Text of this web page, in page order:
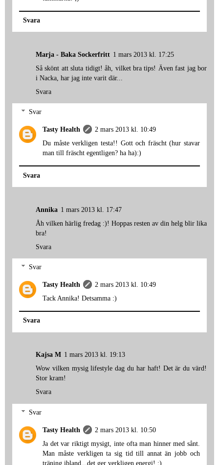
Svara
Marja - Baka Sockerfritt 1 mars 2013 kl. 17:25
Så skönt att sluta tidigt! åh, vilket bra tips! Även fast jag bor
i Nacka, har jag inte varit där...
Svara
Svar
Tasty Health
2 mars 2013 kl. 10:49
Du måste verkligen testa!! Gott och fräscht (hur stavar
man till fräscht egentligen? ha ha):)
Svara
Annika 1 mars 2013 kl. 17:47
Åh vilken härlig fredag :)! Hoppas resten av din helg blir lika
bra!
Svara
Svar
Tasty Health
2 mars 2013 kl. 10:49
Tack Annika! Detsamma :)
Svara
Kajsa M 1 mars 2013 kl. 19:13
Wow vilken mysig lifestyle dag du har haft! Det är du värd!
Stor kram!
Svara
Svar
Tasty Health
2 mars 2013 kl. 10:50
Ja det var riktigt mysigt, inte ofta man hinner med sånt.
Man måste verkligen ta sig tid till annat än jobb och
träning ibland...det ger verkligen energi! :)